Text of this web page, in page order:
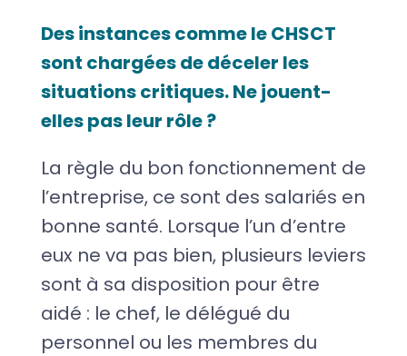
Des instances comme le CHSCT
sont chargées de déceler les
situations critiques. Ne jouent-
elles pas leur rôle ?
La règle du bon fonctionnement de
l’entreprise, ce sont des salariés en
bonne santé. Lorsque l’un d’entre
eux ne va pas bien, plusieurs leviers
sont à sa disposition pour être
aidé : le chef, le délégué du
personnel ou les membres du